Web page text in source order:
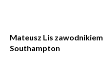
Mateusz Lis zawodnikiem
Southampton